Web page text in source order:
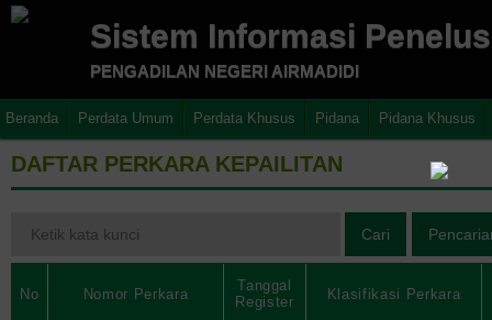
Sistem Informasi
PENGADILAN NEGERI AIRMADIDI
Beranda Perdata Umum Perdata Khusus Pidana Pidana Khusus
DAFTAR PERKARA KEPAILITAN
No Nomor Perkara
Tanggal
Register
Klasifikasi Perkara